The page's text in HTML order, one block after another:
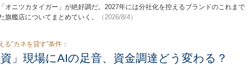
オニツカタイガー」が絶好調だ。2027年には分社化を控えるブランドのこれまで
旗艦店についてまとめていく。
（2026/8/4）
る“カネを貸す”条件：
資」現場にAIの足音、資金調達どう変わる？